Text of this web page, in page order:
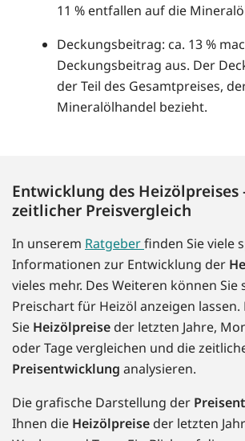
11 % entfallen auf die
Deckungsbeitrag: ca. 13 %
Deckungsbeitrag aus. Der
der Teil des Gesamtpreises,
Mineralölhandel bezieht.
Entwicklung des Heizölpreises
zeitlicher Preisvergleich
In unserem Ratgeberfinden Sie viele
Informationen zur Entwicklung der
vieles mehr. Des Weiteren können Sie
Preischart für Heizöl anzeigen
Sie Heizölpreise der letzten Jahre,
oder Tage vergleichen und die
Preisentwicklung analysieren.
Die grafische Darstellung der
Ihnen die Heizölpreise der letzten